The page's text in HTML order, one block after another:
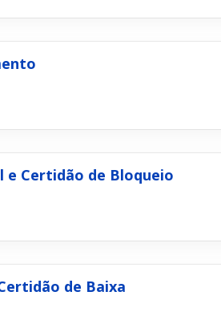
e Certidão de Bloqueio
de Baixa